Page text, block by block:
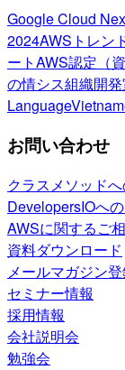
Google Cloud
2024AWSトレン
ートAWS認定（資
の情シス組織開
Language
お問い合わせ
クラスメソッド
DevelopersIOへ
AWSに関するご
資料ダウンロード
メールマガジン
セミナー情報
採用情報
会社説明会
勉強会